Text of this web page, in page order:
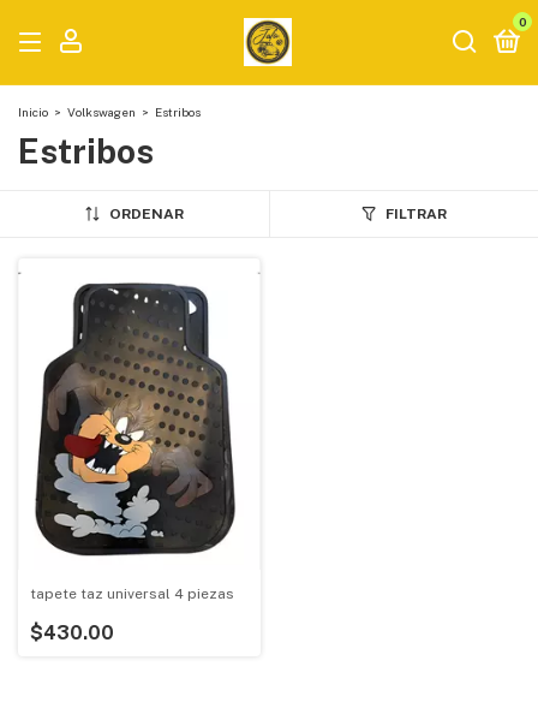
0
Inicio > Volkswagen > Estribos
Estribos
ORDENAR FILTRAR
tapete taz universal 4 piezas
$430.00